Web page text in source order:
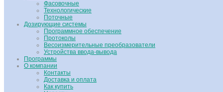
Фасовочные
Технологические
Поточные
Дозирующие системы
Программное обеспечение
Протоколы
Весоизмерительные преобразователи
Устройства ввода-вывода
Программы
О компании
Контакты
Доставка и оплата
Как купить